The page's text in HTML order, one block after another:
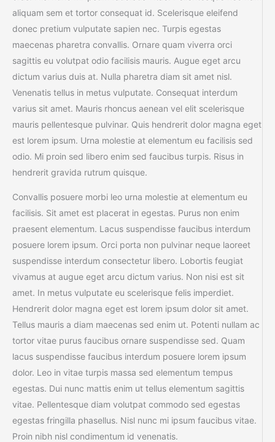
aliquam sem et tortor consequat id. Scelerisque eleifend
donec pretium vulputate sapien nec. Turpis egestas
maecenas pharetra convallis. Ornare quam viverra orci
sagittis eu volutpat odio facilisis mauris. Augue eget arcu
dictum varius duis at. Nulla pharetra diam sit amet nisl.
Venenatis tellus in metus vulputate. Consequat interdum
varius sit amet. Mauris rhoncus aenean vel elit scelerisque
mauris pellentesque pulvinar. Quis hendrerit dolor magna eget
est lorem ipsum. Urna molestie at elementum eu facilisis sed
odio. Mi proin sed libero enim sed faucibus turpis. Risus in
hendrerit gravida rutrum quisque.
Convallis posuere morbi leo urna molestie at elementum eu
facilisis. Sit amet est placerat in egestas. Purus non enim
praesent elementum. Lacus suspendisse faucibus interdum
posuere lorem ipsum. Orci porta non pulvinar neque laoreet
suspendisse interdum consectetur libero. Lobortis feugiat
vivamus at augue eget arcu dictum varius. Non nisi est sit
amet. In metus vulputate eu scelerisque felis imperdiet.
Hendrerit dolor magna eget est lorem ipsum dolor sit amet.
Tellus mauris a diam maecenas sed enim ut. Potenti nullam ac
tortor vitae purus faucibus ornare suspendisse sed. Quam
lacus suspendisse faucibus interdum posuere lorem ipsum
dolor. Leo in vitae turpis massa sed elementum tempus
egestas. Dui nunc mattis enim ut tellus elementum sagittis
vitae. Pellentesque diam volutpat commodo sed egestas
egestas fringilla phasellus. Nisl nunc mi ipsum faucibus vitae.
Proin nibh nisl condimentum id venenatis.